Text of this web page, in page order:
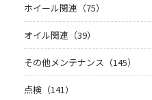
ホイール関連（75）
オイル関連（39）
その他メンテナンス（145）
点検（141）